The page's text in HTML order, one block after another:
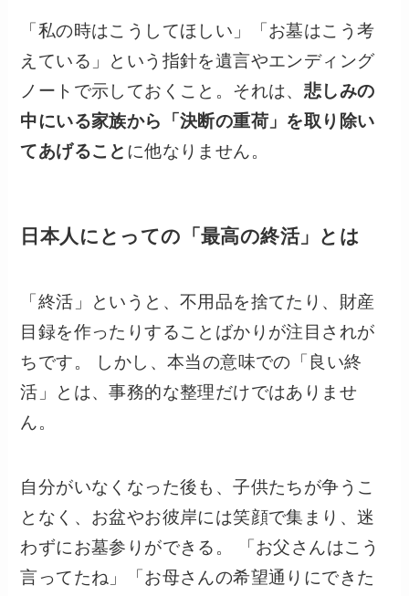
「私の時はこうしてほしい」「お墓はこう考
えている」という指針を遺言やエンディング
ノートで示しておくこと。それは、 悲しみの
中にいる家族から「決断の重荷」を取り除い
てあげること に他なりません。
日本人にとっての「最高の終活」とは
「終活」というと、不用品を捨てたり、財産
目録を作ったりすることばかりが注目されが
ちです。 しかし、本当の意味での「良い終
活」とは、事務的な整理だけではありませ
ん。
自分がいなくなった後も、子供たちが争うこ
となく、お盆やお彼岸には笑顔で集まり、迷
わずにお墓参りができる。 「お父さんはこう
言ってたね」「お母さんの希望通りにできた